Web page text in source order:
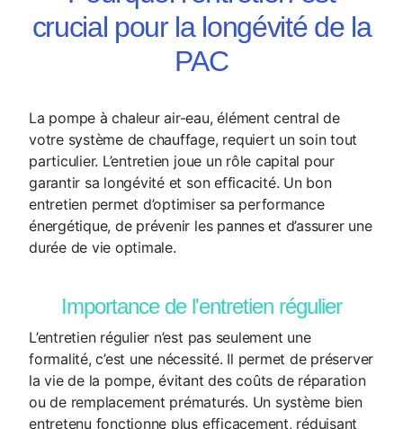
crucial pour la longévité de la
PAC
La pompe à chaleur air-eau, élément central de
votre système de chauffage, requiert un soin tout
particulier. L’entretien joue un rôle capital pour
garantir sa longévité et son efficacité. Un bon
entretien permet d’optimiser sa performance
énergétique, de prévenir les pannes et d’assurer une
durée de vie optimale.
Importance de l'entretien régulier
L’entretien régulier n’est pas seulement une
formalité, c’est une nécessité. Il permet de préserver
la vie de la pompe, évitant des coûts de réparation
ou de remplacement prématurés. Un système bien
entretenu fonctionne plus efficacement, réduisant